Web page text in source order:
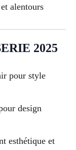
alentours
2025
pour style
design
esthétique et